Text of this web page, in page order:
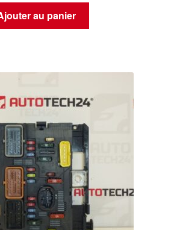
au panier